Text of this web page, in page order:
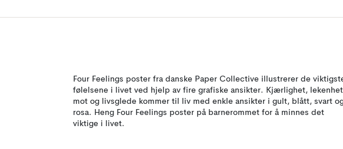
Four Feelings poster fra danske Paper Collective illustrerer de
følelsene i livet ved hjelp av fire grafiske ansikter. Kjærlighet,
mot og livsglede kommer til liv med enkle ansikter i gult, blått, svart
rosa. Heng Four Feelings poster på barnerommet for å minnes det
viktige i livet.